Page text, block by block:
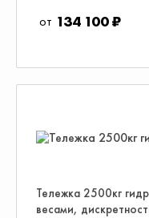
134 100 ₽
Тележка 2500кг
весами,